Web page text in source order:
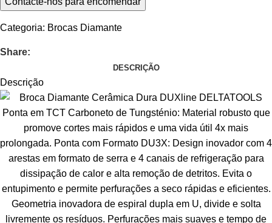
Categoria: Brocas Diamante
Share:
DESCRIÇÃO
Descrição